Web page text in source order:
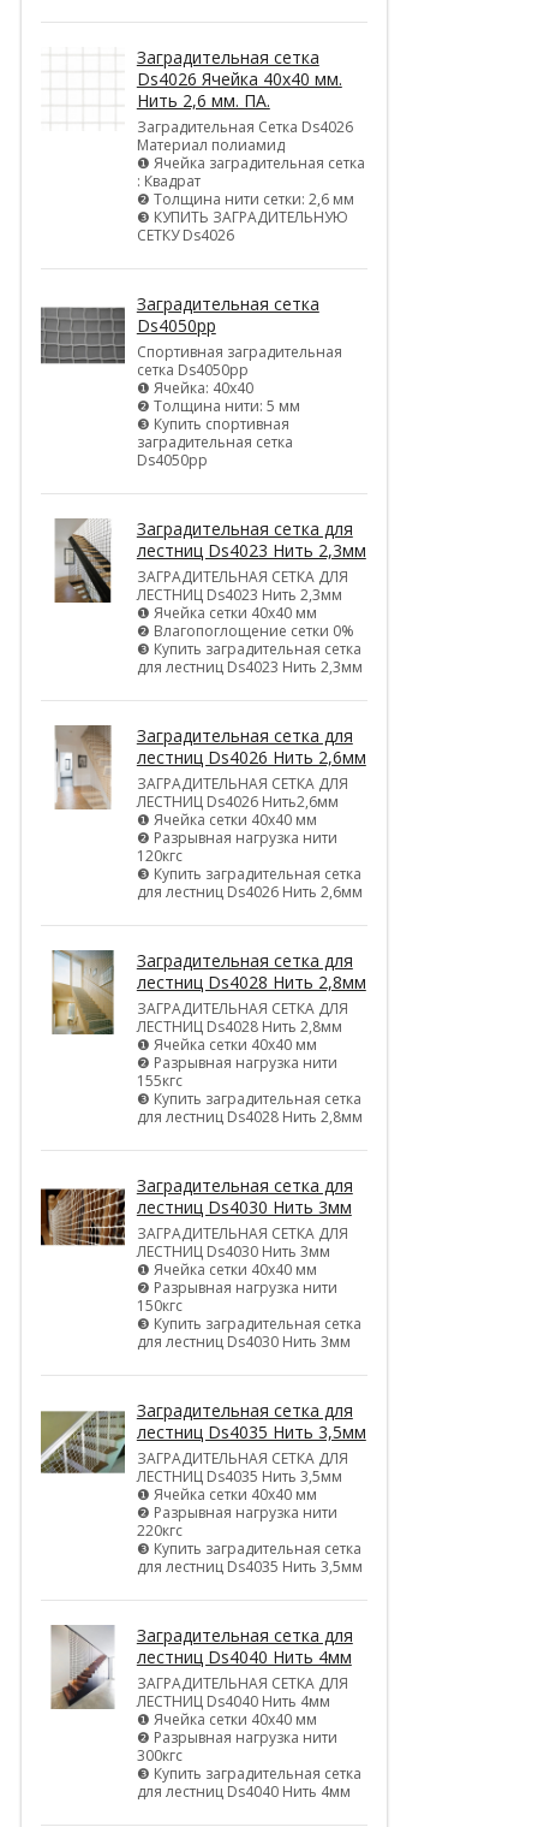
Заградительная сетка
Ds4026 Ячейка 40х40 мм.
Нить 2,6 мм. ПА.
Заградительная Сетка Ds4026
Материал полиамид
❶ Ячейка заградительная сетка
: Квадрат
❷ Толщина нити сетки: 2,6 мм
❸ КУПИТЬ ЗАГРАДИТЕЛЬНУЮ
СЕТКУ Ds4026
Заградительная сетка
Ds4050pp
Спортивная заградительная
сетка Ds4050pp
❶ Ячейка: 40х40
❷ Толщина нити: 5 мм
❸ Купить спортивная
заградительная сетка
Ds4050pp
Заградительная сетка для
лестниц Ds4023 Нить 2,3мм
ЗАГРАДИТЕЛЬНАЯ СЕТКА ДЛЯ
ЛЕСТНИЦ Ds4023 Нить 2,3мм
❶ Ячейка сетки 40х40 мм
❷ Влагопоглощение сетки 0%
❸ Купить заградительная сетка
для лестниц Ds4023 Нить 2,3мм
Заградительная сетка для
лестниц Ds4026 Нить 2,6мм
ЗАГРАДИТЕЛЬНАЯ СЕТКА ДЛЯ
ЛЕСТНИЦ Ds4026 Нить2,6мм
❶ Ячейка сетки 40х40 мм
❷ Разрывная нагрузка нити
120кгс
❸ Купить заградительная сетка
для лестниц Ds4026 Нить 2,6мм
Заградительная сетка для
лестниц Ds4028 Нить 2,8мм
ЗАГРАДИТЕЛЬНАЯ СЕТКА ДЛЯ
ЛЕСТНИЦ Ds4028 Нить 2,8мм
❶ Ячейка сетки 40х40 мм
❷ Разрывная нагрузка нити
155кгс
❸ Купить заградительная сетка
для лестниц Ds4028 Нить 2,8мм
Заградительная сетка для
лестниц Ds4030 Нить 3мм
ЗАГРАДИТЕЛЬНАЯ СЕТКА ДЛЯ
ЛЕСТНИЦ Ds4030 Нить 3мм
❶ Ячейка сетки 40х40 мм
❷ Разрывная нагрузка нити
150кгс
❸ Купить заградительная сетка
для лестниц Ds4030 Нить 3мм
Заградительная сетка для
лестниц Ds4035 Нить 3,5мм
ЗАГРАДИТЕЛЬНАЯ СЕТКА ДЛЯ
ЛЕСТНИЦ Ds4035 Нить 3,5мм
❶ Ячейка сетки 40х40 мм
❷ Разрывная нагрузка нити
220кгс
❸ Купить заградительная сетка
для лестниц Ds4035 Нить 3,5мм
Заградительная сетка для
лестниц Ds4040 Нить 4мм
ЗАГРАДИТЕЛЬНАЯ СЕТКА ДЛЯ
ЛЕСТНИЦ Ds4040 Нить 4мм
❶ Ячейка сетки 40х40 мм
❷ Разрывная нагрузка нити
300кгс
❸ Купить заградительная сетка
для лестниц Ds4040 Нить 4мм